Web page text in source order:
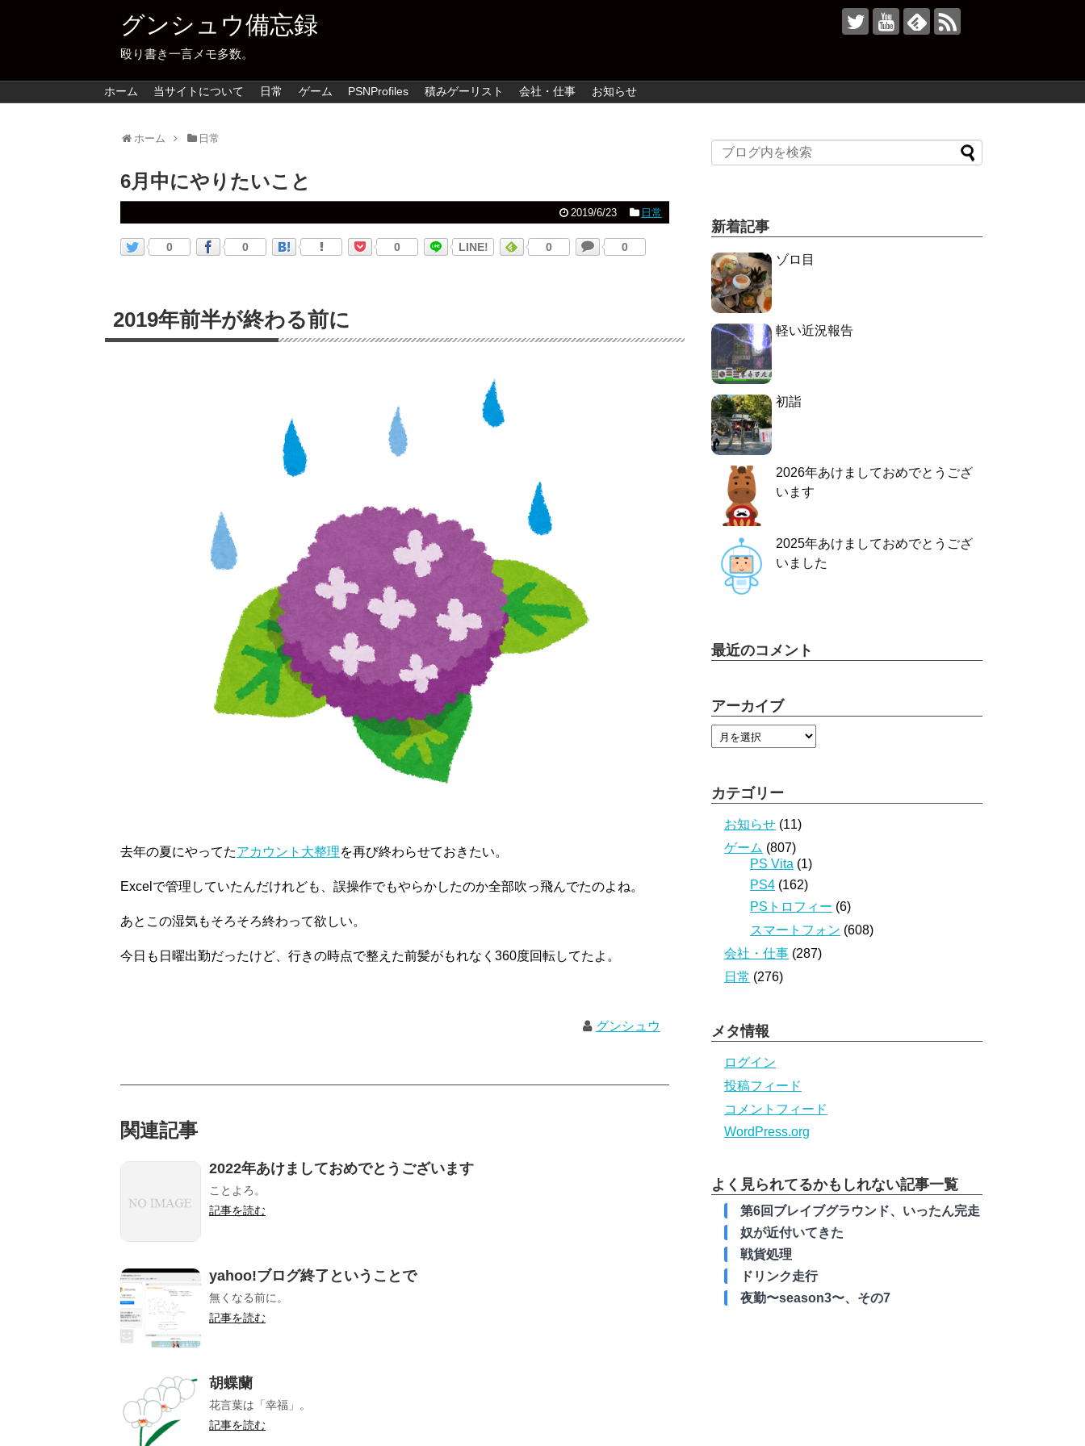
グンシュウ備忘録
殴り書き一言メモ多数。
ホーム 当サイトについて 日常 ゲーム PSNProfiles 積みゲーリスト 会社・仕事 お知らせ
ホーム 日常
6月中にやりたいこと
2019/6/23 日常
0 0 0 LINE! 0 0
2019年前半が終わる前に
去年の夏にやってたアカウント大整理を再び終わらせておきたい。
Excelで管理していたんだけれども、誤操作でもやらかしたのか全部吹っ飛んでたのよね。
あとこの湿気もそろそろ終わって欲しい。
今日も日曜出勤だったけど、行きの時点で整えた前髪がもれなく360度回転してたよ。
グンシュウ
関連記事
2022年あけましておめでとうございます
ことよろ。
記事を読む
yahoo!ブログ終了ということで
無くなる前に。
記事を読む
胡蝶蘭
花言葉は「幸福」。
記事を読む
新着記事
ゾロ目
軽い近況報告
初詣
2026年あけましておめでとうござ
います
2025年あけましておめでとうござ
いました
最近のコメント
アーカイブ
カテゴリー
お知らせ (11)
ゲーム (807)
PS Vita (1)
PS4 (162)
PSトロフィー (6)
スマートフォン (608)
会社・仕事 (287)
日常 (276)
メタ情報
ログイン
投稿フィード
コメントフィード
WordPress.org
よく見られてるかもしれない記事一覧
第6回ブレイブグラウンド、いったん完走
奴が近付いてきた
戦貨処理
ドリンク走行
夜勤〜season3〜、その7